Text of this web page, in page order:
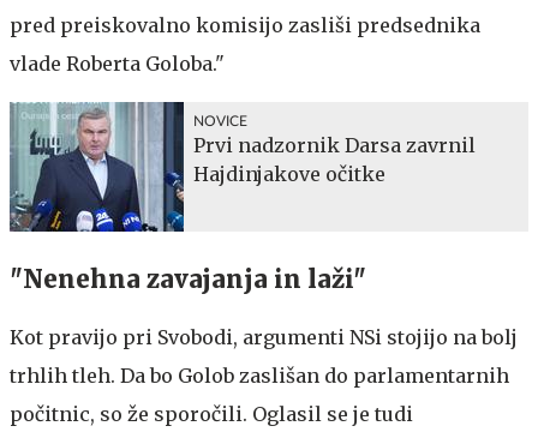
pred preiskovalno komisijo zasliši predsednika
vlade Roberta Goloba."
NOVICE
Prvi nadzornik Darsa zavrnil
Hajdinjakove očitke
"Nenehna zavajanja in laži"
Kot pravijo pri Svobodi, argumenti NSi stojijo na bolj
trhlih tleh. Da bo Golob zaslišan do parlamentarnih
počitnic, so že sporočili. Oglasil se je tudi